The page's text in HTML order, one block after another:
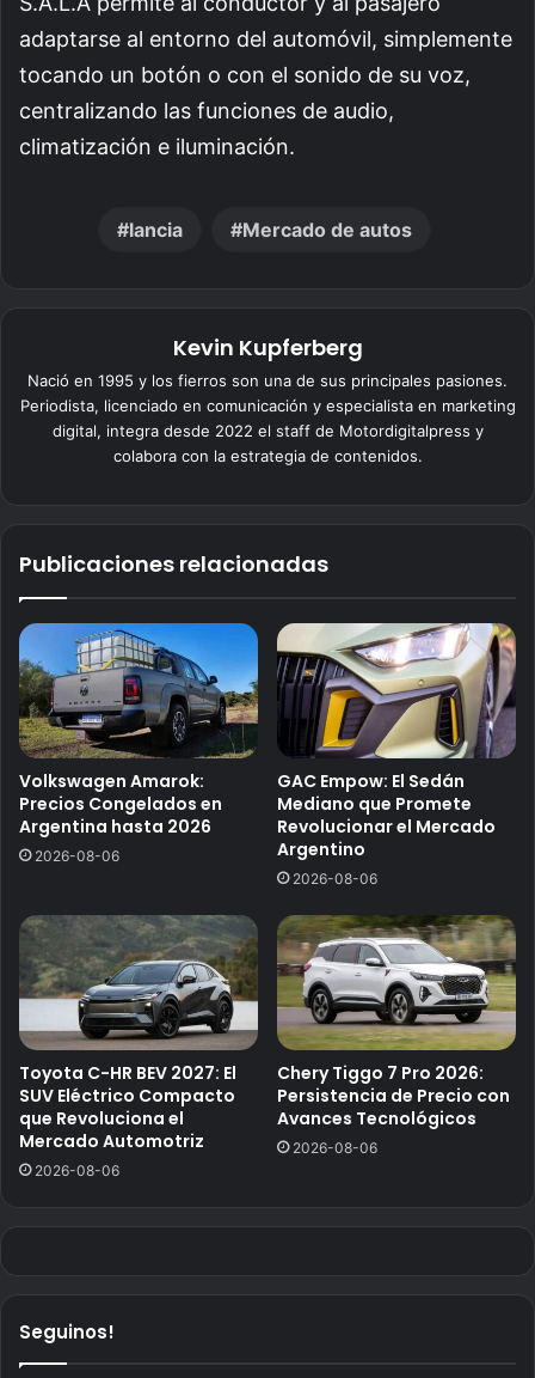
adaptarse al entorno del automóvil, simplemente
tocando un botón o con el sonido de su voz,
centralizando las funciones de audio,
climatización e iluminación.
lancia Mercado de autos
Kevin Kupferberg
Nació en 1995 y los fierros son una de sus principales pasiones.
Periodista, licenciado en comunicación y especialista en marketing
digital, integra desde 2022 el staff de Motordigitalpress y
colabora con la estrategia de contenidos.
Publicaciones relacionadas
Volkswagen Amarok:
Precios Congelados en
Argentina hasta 2026
2026-08-06
GAC Empow: El Sedán
Mediano que Promete
Revolucionar el Mercado
Argentino
2026-08-06
Toyota C-HR BEV 2027: El
SUV Eléctrico Compacto
que Revoluciona el
Mercado Automotriz
2026-08-06
Chery Tiggo 7 Pro 2026:
Persistencia de Precio con
Avances Tecnológicos
2026-08-06
Seguinos!